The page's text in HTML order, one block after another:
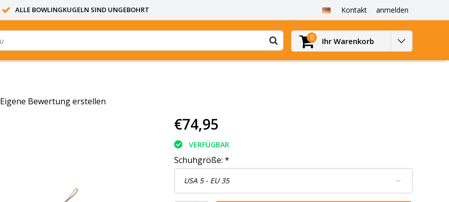
ALLE BOWLINGKUGELN SIND UNGEBOHRT Kontakt anmelden
0 Ihr Warenkorb
Eigene Bewertung erstellen
€74,95
VERFÜGBAR
Schuhgröße: *